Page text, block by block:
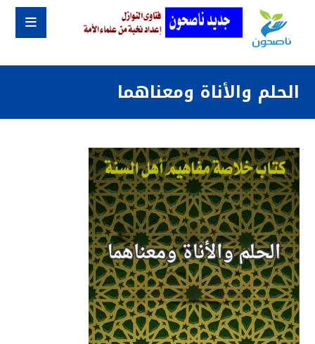
الحلم والأناة ومعناهما